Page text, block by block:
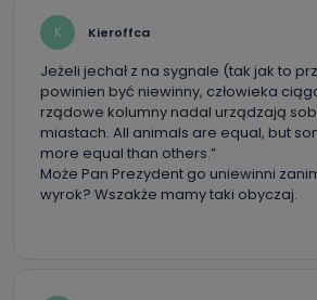
Co mogą Państwo zrobić z
przekazanymi nam
Po wyrażeniu zgody na przetwarzanie
mają Państwo prawo do żądania od
Pro-Art z siedzibą w miejscowości Ostrów
400) przy ul. Wolności 19 dostępu do
dotyczących Państwa oraz uzyskania ich
żądania ich sprostowania, usunięcia
ograniczenia ich przetwarzania oraz
K Kieroffca
Jeżeli jechał z na sygnale (tak jak to
powinien być niewinny, człowieka
rządowe kolumny nadal urządzają
miastach. All animals are equal, but
more equal than others.”
Może Pan Prezydent go uniewinni
wyrok? Wszakże mamy taki obyczaj.